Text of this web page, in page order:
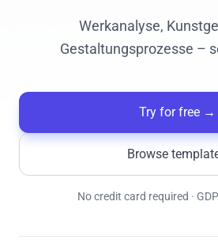
Werkanalyse,
Gestaltungsprozesse –
Try for free→
Browse
No credit card required ·